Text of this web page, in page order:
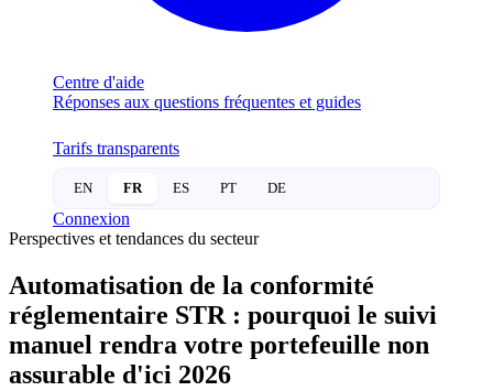
Centre d'aide
Réponses aux questions fréquentes et guides
Tarifs transparents
EN FR ES PT DE
Connexion
Perspectives et tendances du secteur
Automatisation de la conformité
réglementaire STR : pourquoi le suivi
manuel rendra votre portefeuille non
assurable d'ici 2026